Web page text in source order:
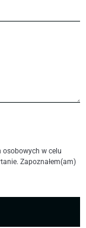
w celu
Zapoznałem(am)